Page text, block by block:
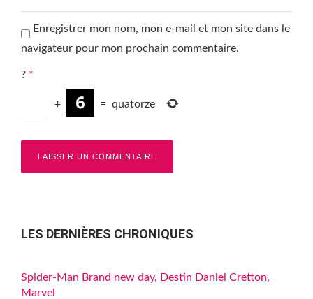
Enregistrer mon nom, mon e-mail et mon site dans le
navigateur pour mon prochain commentaire.
? *
+ = quatorze
LES DERNIÈRES CHRONIQUES
Spider-Man Brand new day, Destin Daniel Cretton,
Marvel